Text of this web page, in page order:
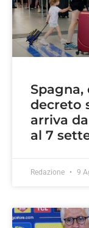
decreto
arriva
al 7
Redazione 9